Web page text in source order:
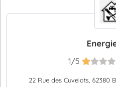
1/5
22 Rue des Cuvelots, 62380